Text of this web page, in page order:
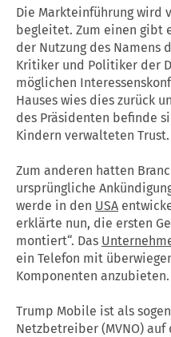
Die Markteinführung wird
begleitet. Zum einen gibt
der Nutzung des Namens
Kritiker und Politiker der
möglichen
Hauses wies dies zurück
des Präsidenten befinde
Kindern verwalteten Trust.
Zum anderen hatten
ursprüngliche
werde in den USA
erklärte nun, die ersten
montiert“. Das
ein Telefon mit
Komponenten anzubieten.
Trump Mobile ist als
Netzbetreiber (MVNO)